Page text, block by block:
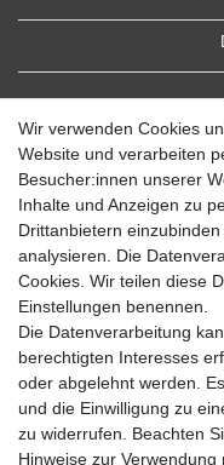
Wir verwenden Cookies
Website und verarbeiten
Besucher:innen unserer
Inhalte und Anzeigen zu
Drittanbietern
analysieren. Die
Cookies. Wir teilen diese
Einstellungen benennen.
Die Datenverarbeitung
berechtigten Interesses
oder abgelehnt werden.
und die Einwilligung zu
zu widerrufen. Beachten
Hinweise zur